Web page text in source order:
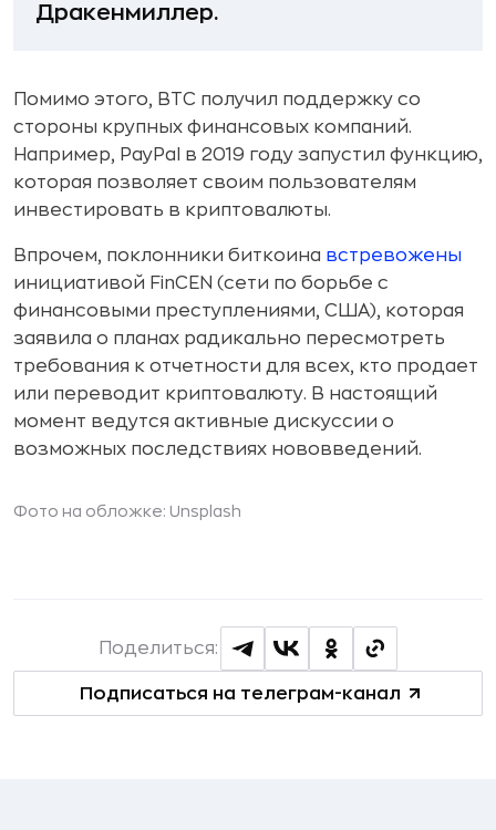
Дракенмиллер.
Помимо этого, BTC получил поддержку со
стороны крупных финансовых компаний.
Например, PayPal в 2019 году запустил функцию,
которая позволяет своим пользователям
инвестировать в криптовалюты.
Впрочем, поклонники биткоина встревожены
инициативой FinCEN (сети по борьбе с
финансовыми преступлениями, США), которая
заявила о планах радикально пересмотреть
требования к отчетности для всех, кто продает
или переводит криптовалюту. В настоящий
момент ведутся активные дискуссии о
возможных последствиях нововведений.
Фото на обложке: Unsplash
Подписаться на телеграм-канал
Поделиться: